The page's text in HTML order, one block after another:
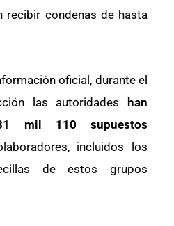
recibir condenas de hasta
oficial, durante el
las autoridades han
mil 110 supuestos
incluidos los
de estos grupos